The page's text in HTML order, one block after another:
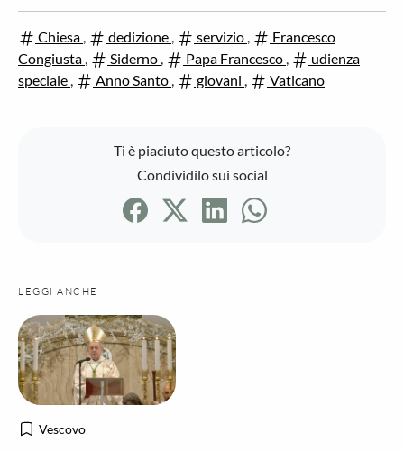
Chiesa , dedizione , servizio ,
Francesco
Congiusta , Siderno , Papa Francesco ,
udienza
speciale , Anno Santo , giovani , Vaticano
Ti è piaciuto questo articolo?
Condividilo sui social
LEGGI ANCHE
Vescovo